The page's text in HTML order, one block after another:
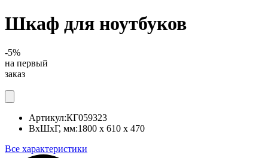
Шкаф для ноутбуков
-5%
на первый
заказ
Артикул:КГ059323
ВхШхГ, мм:1800 x 610 x 470
Все характеристики